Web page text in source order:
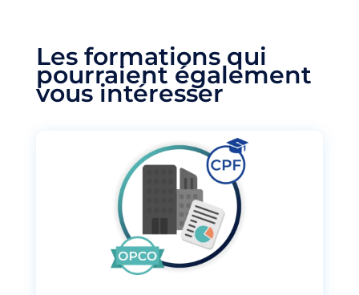
Les formations qui
pourraient également
vous intéresser